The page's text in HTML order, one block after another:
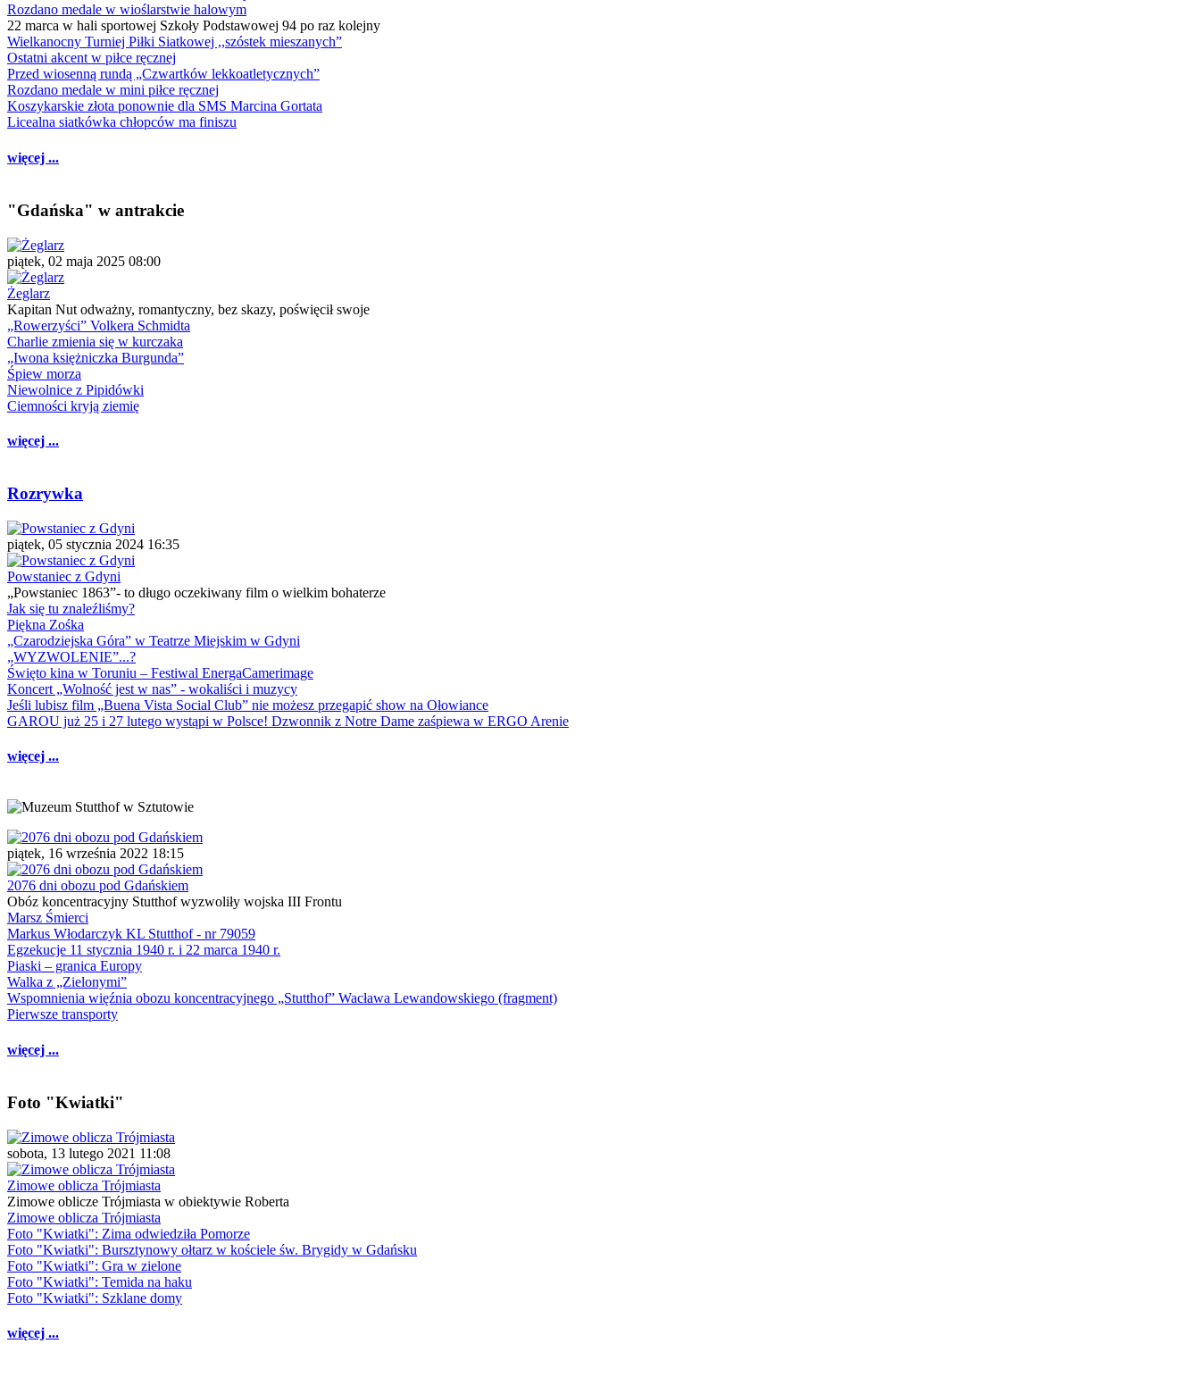
Rozdano medale w wioślarstwie halowym
22 marca w hali sportowej Szkoły Podstawowej 94 po raz kolejny
Wielkanocny Turniej Piłki Siatkowej ,,szóstek mieszanych”
Ostatni akcent w piłce ręcznej
Przed wiosenną rundą „Czwartków lekkoatletycznych”
Rozdano medale w mini piłce ręcznej
Koszykarskie złota ponownie dla SMS Marcina Gortata
Licealna siatkówka chłopców ma finiszu
więcej ...
"Gdańska" w antrakcie
piątek, 02 maja 2025 08:00
Żeglarz
Kapitan Nut odważny, romantyczny, bez skazy, poświęcił swoje
„Rowerzyści” Volkera Schmidta
Charlie zmienia się w kurczaka
„Iwona księżniczka Burgunda”
Śpiew morza
Niewolnice z Pipidówki
Ciemności kryją ziemię
więcej ...
Rozrywka
piątek, 05 stycznia 2024 16:35
Powstaniec z Gdyni
„Powstaniec 1863”- to długo oczekiwany film o wielkim bohaterze
Jak się tu znaleźliśmy?
Piękna Zośka
„Czarodziejska Góra” w Teatrze Miejskim w Gdyni
„WYZWOLENIE”...?
Święto kina w Toruniu – Festiwal EnergaCamerimage
Koncert „Wolność jest w nas” - wokaliści i muzycy
Jeśli lubisz film „Buena Vista Social Club” nie możesz przegapić show na Ołowiance
GAROU już 25 i 27 lutego wystąpi w Polsce! Dzwonnik z Notre Dame zaśpiewa w ERGO Arenie
więcej ...
piątek, 16 września 2022 18:15
2076 dni obozu pod Gdańskiem
Obóz koncentracyjny Stutthof wyzwoliły wojska III Frontu
Marsz Śmierci
Markus Włodarczyk KL Stutthof - nr 79059
Egzekucje 11 stycznia 1940 r. i 22 marca 1940 r.
Piaski – granica Europy
Walka z „Zielonymi”
Wspomnienia więźnia obozu koncentracyjnego „Stutthof” Wacława Lewandowskiego (fragment)
Pierwsze transporty
więcej ...
Foto "Kwiatki"
sobota, 13 lutego 2021 11:08
Zimowe oblicza Trójmiasta
Zimowe oblicze Trójmiasta w obiektywie Roberta
Zimowe oblicza Trójmiasta
Foto "Kwiatki": Zima odwiedziła Pomorze
Foto "Kwiatki": Bursztynowy ołtarz w kościele św. Brygidy w Gdańsku
Foto "Kwiatki": Gra w zielone
Foto "Kwiatki": Temida na haku
Foto "Kwiatki": Szklane domy
więcej ...